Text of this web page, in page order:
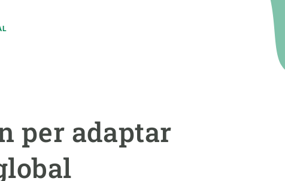
secundario
per adaptar
de Recursos Humanos
académicas
MSCA-PF
Haz ciencia con nosotros